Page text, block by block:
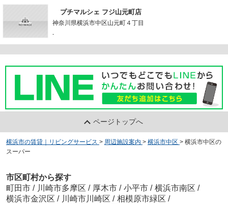
プチマルシェ フジ山元町店
神奈川県横浜市中区山元町４丁目
-
ページトップへ
横浜市の賃貸｜リビングサービス > 周辺施設案内 > 横浜市中区 > 横浜市中区の
スーパー
市区町村から探す
町田市 / 川崎市多摩区 / 厚木市 / 小平市 / 横浜市南区 /
横浜市金沢区 / 川崎市川崎区 / 相模原市緑区 /